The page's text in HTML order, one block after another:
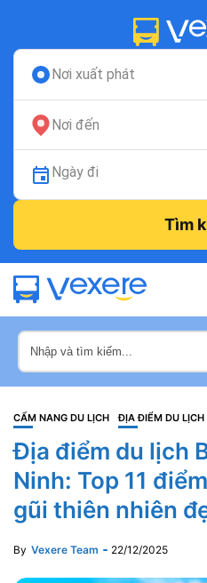
Nơi xuất phát
Nơi đến
Ngày đi
Tìm
CẨM NANG DU LỊCH ĐỊA ĐIỂM DU LỊCH
Địa điểm du lịch
Ninh: Top 11
gũi thiên nhiên
By Vexere Team 22/12/2025